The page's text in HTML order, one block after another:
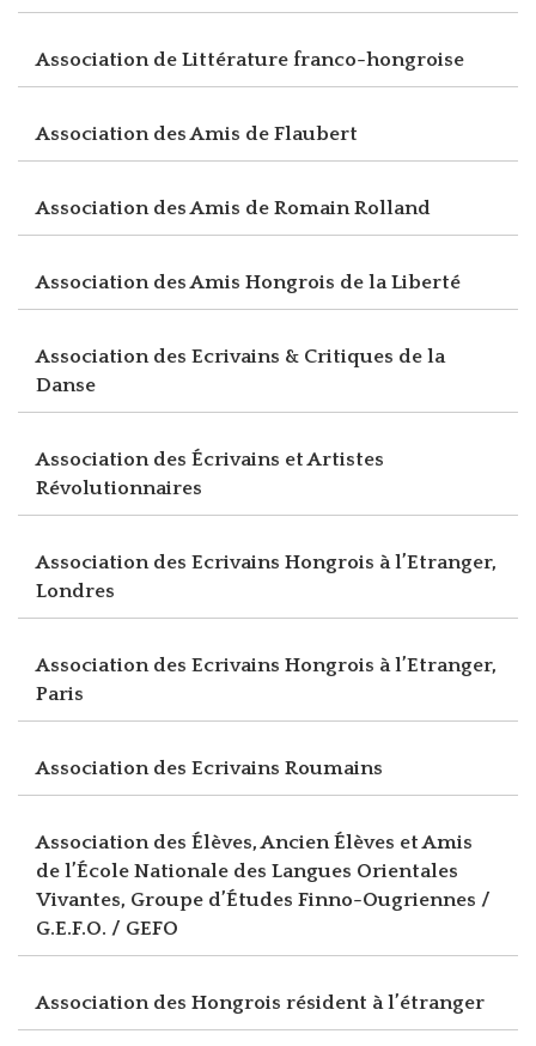
Association de Littérature franco-hongroise
Association des Amis de Flaubert
Association des Amis de Romain Rolland
Association des Amis Hongrois de la Liberté
Association des Ecrivains & Critiques de la
Danse
Association des Écrivains et Artistes
Révolutionnaires
Association des Ecrivains Hongrois à l’Etranger,
Londres
Association des Ecrivains Hongrois à l’Etranger,
Paris
Association des Ecrivains Roumains
Association des Élèves, Ancien Élèves et Amis
de l’École Nationale des Langues Orientales
Vivantes, Groupe d’Études Finno-Ougriennes /
G.E.F.O. / GEFO
Association des Hongrois résident à l’étranger